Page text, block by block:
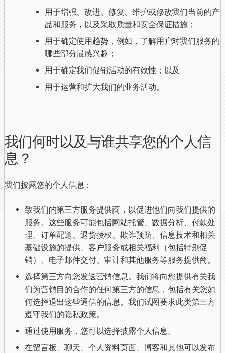
用于增强、改进、修复、维护或修改我们当前的产
品和服务，以及采取质量和安全保证措施；
用于确定使用趋势，例如，了解用户对我们服务的
哪些部分最感兴趣；
用于确定我们促销活动的有效性；以及
用于运营和扩大我们的业务活动。
我们何时以及与谁共享您的个人信
息？
我们披露您的个人信息：
致我们的第三方服务提供商，以促进他们向我们提供的
服务。这些服务可能包括网站托管、数据分析、付款处
理、订单配送、退货授权、欺诈预防、信息技术和相关
基础设施的提供、客户服务或相关福利（包括特别促
销）、电子邮件交付、审计和其他服务等服务提供商。
选择第三方向您发送营销信息。我们将向您提供有关我
们为营销目的合作的任何第三方的信息，包括有关您如
何选择退出这些通信的信息。我们试图要求此类第三方
遵守我们的隐私政策。
通过使用服务，您可以选择披露个人信息。
在留言板、聊天、个人资料页面、博客和其他可以发布